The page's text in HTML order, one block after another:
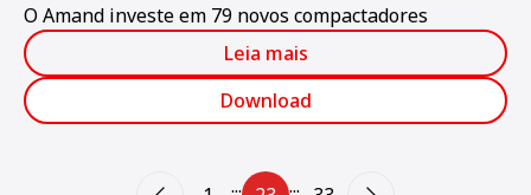
O Amand investe em 79 novos compactadores
Leia mais
Download
... ...